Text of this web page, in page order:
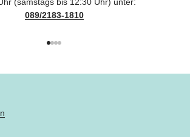
089/2183-1810